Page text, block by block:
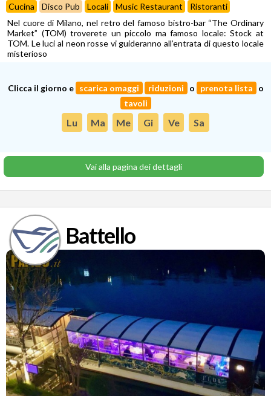
Cucina Disco Pub Locali Music Restaurant
Ristoranti
Nel cuore di Milano, nel retro del famoso bistro-bar “The Ordinary
Market” (TOM) troverete un piccolo ma famoso locale: Stock at
TOM. Le luci al neon rosse vi guideranno all’entrata di questo locale
misterioso
Clicca il giorno e scarica omaggi riduzioni o prenota lista
o
tavoli
Lu Ma Me Gi Ve Sa
Vai alla pagina dei dettagli
Battello